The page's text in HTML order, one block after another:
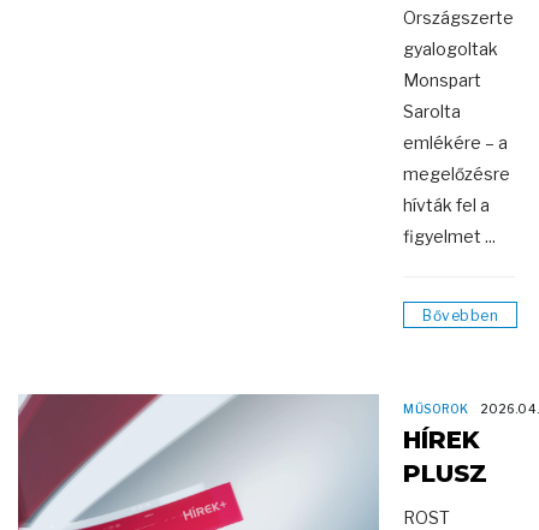
Országszerte
gyalogoltak
Monspart
Sarolta
emlékére – a
megelőzésre
hívták fel a
figyelmet ...
Bővebben
MŰSOROK
HÍREK
PLUSZ
ROST